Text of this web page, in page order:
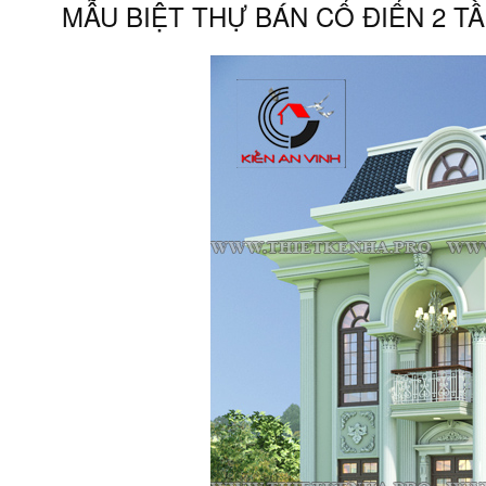
MẪU BIỆT THỰ BÁN CỔ ĐIỂN 2